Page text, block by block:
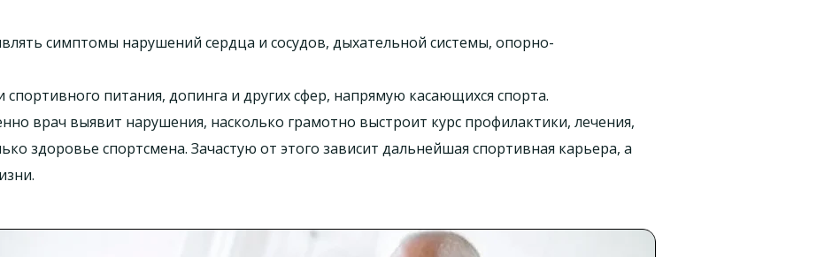
симптомы нарушений сердца и сосудов, дыхательной системы, опорно-
спортивного питания, допинга и других сфер, напрямую касающихся спорта.
врач выявит нарушения, насколько грамотно выстроит курс профилактики, лечения,
здоровье спортсмена. Зачастую от этого зависит дальнейшая спортивная карьера, а